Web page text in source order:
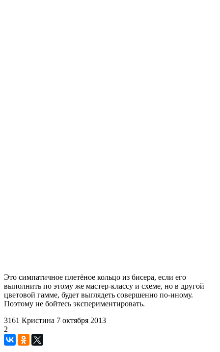
Это симпатичное плетёное кольцо из бисера, если его
выполнить по этому же мастер-классу и схеме, но в другой
цветовой гамме, будет выглядеть совершенно по-иному.
Поэтому не бойтесь экспериментировать.
3161 Кристина 7 октября 2013
2